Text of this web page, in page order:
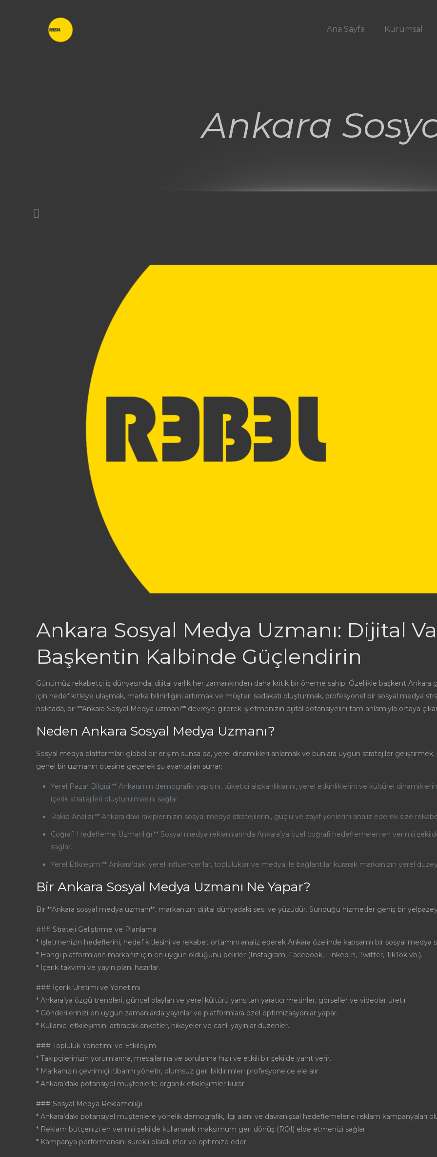
Ana Sayfa Kurumsal
Ankara
Ankara Sosyal Medya Uzmanı: Dijital
Başkentin Kalbinde Güçlendirin
Günümüz rekabetçi iş dünyasında, dijital varlık her zamankinden daha kritik bir öneme sahip. Özellikle başkent
için hedef kitleye ulaşmak, marka bilinirliğini artırmak ve müşteri sadakati oluşturmak, profesyonel bir sosyal medya
noktada, bir **Ankara Sosyal Medya uzmanı** devreye girerek işletmenizin dijital potansiyelini tam anlamıyla ortaya
Neden Ankara Sosyal Medya Uzmanı?
Sosyal medya platformları global bir erişim sunsa da, yerel dinamikleri anlamak ve bunlara uygun stratejiler geliştirmek,
genel bir uzmanın ötesine geçerek şu avantajları sunar:
Yerel Pazar Bilgisi:** Ankara’nın demografik yapısını, tüketici alışkanlıklarını, yerel etkinliklerini ve kültürel
içerik stratejileri oluşturulmasını sağlar.
Rakip Analizi:** Ankara’daki rakiplerinizin sosyal medya stratejilerini, güçlü ve zayıf yönlerini analiz ederek size
Coğrafi Hedefleme Uzmanlığı:** Sosyal medya reklamlarında Ankara’ya özel coğrafi hedeflemeleri en verimli
sağlar.
Yerel Etkileşim:** Ankara’daki yerel influencer’lar, topluluklar ve medya ile bağlantılar kurarak markanızın yerel
Bir Ankara Sosyal Medya Uzmanı Ne Yapar?
Bir **Ankara sosyal medya uzmanı**, markanızın dijital dünyadaki sesi ve yüzüdür. Sunduğu hizmetler geniş bir
### Strateji Geliştirme ve Planlama
* İşletmenizin hedeflerini, hedef kitlesini ve rekabet ortamını analiz ederek Ankara özelinde kapsamlı bir sosyal medya
* Hangi platformların markanız için en uygun olduğunu belirler (Instagram, Facebook, LinkedIn, Twitter, TikTok vb.).
* İçerik takvimi ve yayın planı hazırlar.
### İçerik Üretimi ve Yönetimi
* Ankara’ya özgü trendleri, güncel olayları ve yerel kültürü yansıtan yaratıcı metinler, görseller ve videolar üretir.
* Gönderilerinizi en uygun zamanlarda yayınlar ve platformlara özel optimizasyonlar yapar.
* Kullanıcı etkileşimini artıracak anketler, hikayeler ve canlı yayınlar düzenler.
### Topluluk Yönetimi ve Etkileşim
* Takipçilerinizin yorumlarına, mesajlarına ve sorularına hızlı ve etkili bir şekilde yanıt verir.
* Markanızın çevrimiçi itibarını yönetir, olumsuz geri bildirimleri profesyonelce ele alır.
* Ankara’daki potansiyel müşterilerle organik etkileşimler kurar.
### Sosyal Medya Reklamcılığı
* Ankara’daki potansiyel müşterilere yönelik demografik, ilgi alanı ve davranışsal hedeflemelerle reklam kampanyaları
* Reklam bütçenizi en verimli şekilde kullanarak maksimum geri dönüş (ROI) elde etmenizi sağlar.
* Kampanya performansını sürekli olarak izler ve optimize eder.